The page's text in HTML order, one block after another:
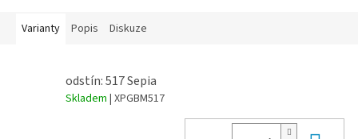
Varianty Popis Diskuze
odstín: 517 Sepia
Skladem | XPGBM517